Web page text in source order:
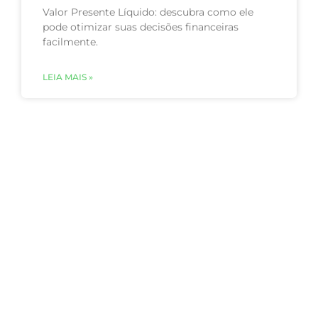
Valor Presente Líquido: descubra como ele
pode otimizar suas decisões financeiras
facilmente.
LEIA MAIS »